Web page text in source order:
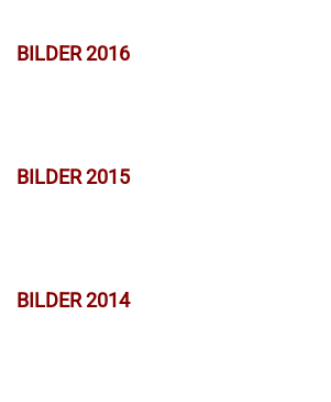
BILDER 2016
BILDER 2015
BILDER 2014